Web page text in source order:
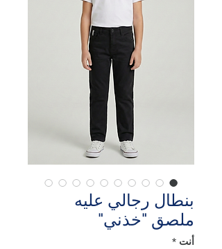
بنطال رجالي عليه
ملصق "خذني"
أنت *